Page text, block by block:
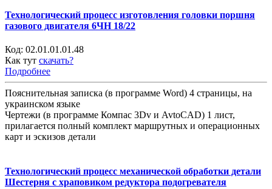
Технологический процесс изготовления головки поршня
газового двигателя 6ЧН 18/22
Код: 02.01.01.01.48
Как тут скачать?
Подробнее
Пояснительная записка (в программе Word) 4 страницы, на
украинском языке
Чертежи (в программе Компас 3Dv и AvtoCAD) 1 лист,
прилагается полный комплект маршрутных и операционных
карт и эскизов детали
Технологический процесс механической обработки детали
Шестерня с храповиком редуктора подогревателя